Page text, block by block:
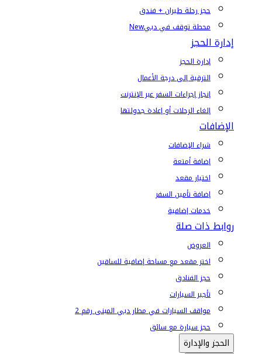
حجز رحلة طيران + فندق
محطة توقف في دبيNew
إدارة الحجز
إدارة الحجز
الترقية إلى درجة الأعمال
إنجاز إجراءات السفر عبر الإنترنت
إلغاء الرحلات أو إعادة جدولتها
الإضافات
شراء الإضافات
إضافة أمتعة
اختيار مقعد
إضافة تأمين السفر
خدمات إضافية
روابط ذات صلة
العروض
اختر مقعد مع مساحة إضافية للساقين
حجز الفنادق
تأجير السيارات
مواقف السيارات في مطار دبي المبنى رقم 2
حجز سيارة مع سائق
الحجز والإدارة